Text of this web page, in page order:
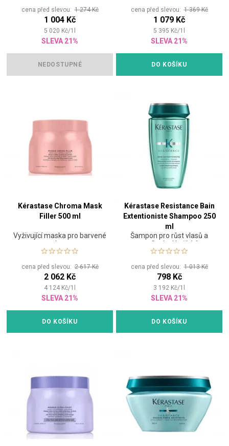
cena před slevou:1 274 Kč
1 004 Kč
5 020 Kč/1
SLEVA 21%
NEDOSTUPNÉ
cena před slevou:1 369 Kč
1 079 Kč
5 395 Kč/1
SLEVA 21%
DO KOŠÍKU
Kérastase Chroma Mask
Filler 500 ml
Vyživující maska pro barvené
vlasy
cena před slevou:2 617 Kč
2 062 Kč
4 124 Kč/1
SLEVA 21%
DO KOŠÍKU
Kérastase Resistance Bain
Extentioniste Shampoo 250
ml
Šampon pro růst vlasů a
posílení od kořínků
cena před slevou:1 013 Kč
798 Kč
3 192 Kč/1
SLEVA 21%
DO KOŠÍKU